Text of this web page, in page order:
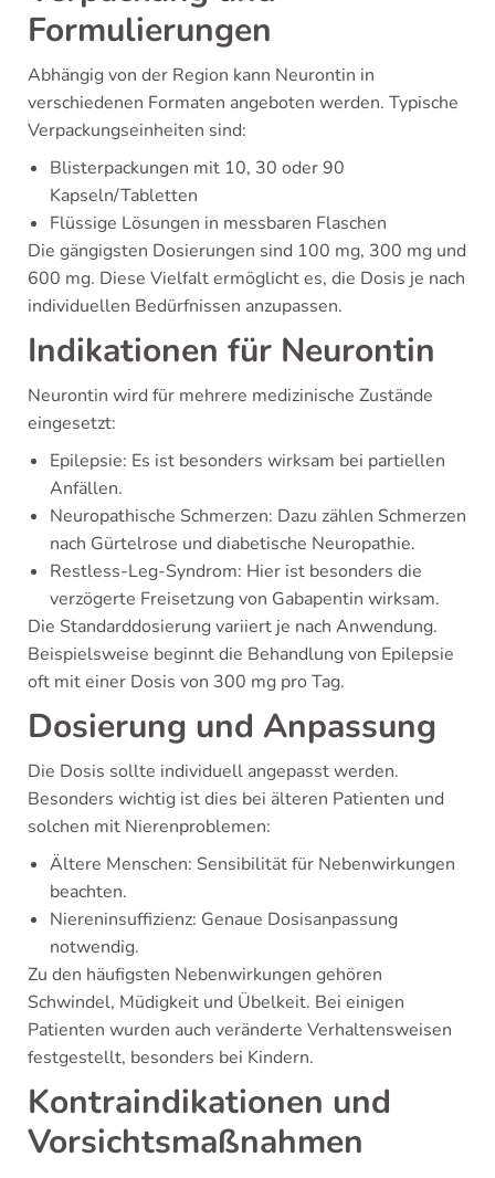
Formulierungen
Abhängig von der Region kann Neurontin in
verschiedenen Formaten angeboten werden. Typische
Verpackungseinheiten sind:
Blisterpackungen mit 10, 30 oder 90
Kapseln/Tabletten
Flüssige Lösungen in messbaren Flaschen
Die gängigsten Dosierungen sind 100 mg, 300 mg und
600 mg. Diese Vielfalt ermöglicht es, die Dosis je nach
individuellen Bedürfnissen anzupassen.
Indikationen für Neurontin
Neurontin wird für mehrere medizinische Zustände
eingesetzt:
Epilepsie: Es ist besonders wirksam bei partiellen
Anfällen.
Neuropathische Schmerzen: Dazu zählen Schmerzen
nach Gürtelrose und diabetische Neuropathie.
Restless-Leg-Syndrom: Hier ist besonders die
verzögerte Freisetzung von Gabapentin wirksam.
Die Standarddosierung variiert je nach Anwendung.
Beispielsweise beginnt die Behandlung von Epilepsie
oft mit einer Dosis von 300 mg pro Tag.
Dosierung und Anpassung
Die Dosis sollte individuell angepasst werden.
Besonders wichtig ist dies bei älteren Patienten und
solchen mit Nierenproblemen:
Ältere Menschen: Sensibilität für Nebenwirkungen
beachten.
Niereninsuffizienz: Genaue Dosisanpassung
notwendig.
Zu den häufigsten Nebenwirkungen gehören
Schwindel, Müdigkeit und Übelkeit. Bei einigen
Patienten wurden auch veränderte Verhaltensweisen
festgestellt, besonders bei Kindern.
Kontraindikationen und
Vorsichtsmaßnahmen